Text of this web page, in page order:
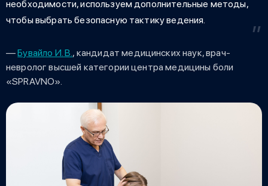
необходимости, используем дополнительные методы,
чтобы выбрать безопасную тактику ведения.
—Бувайло И. В., кандидат медицинских наук, врач-
невролог высшей категории центра медицины боли
«SPRAVNO».